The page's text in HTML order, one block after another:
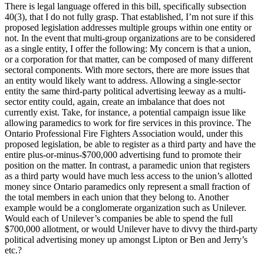
There is legal language offered in this bill, specifically subsection
40(3), that I do not fully grasp. That established, I’m not sure if this
proposed legislation addresses multiple groups within one entity or
not. In the event that multi-group organizations are to be considered
as a single entity, I offer the following: My concern is that a union,
or a corporation for that matter, can be composed of many different
sectoral components. With more sectors, there are more issues that
an entity would likely want to address. Allowing a single-sector
entity the same third-party political advertising leeway as a multi-
sector entity could, again, create an imbalance that does not
currently exist. Take, for instance, a potential campaign issue like
allowing paramedics to work for fire services in this province. The
Ontario Professional Fire Fighters Association would, under this
proposed legislation, be able to register as a third party and have the
entire plus-or-minus-$700,000 advertising fund to promote their
position on the matter. In contrast, a paramedic union that registers
as a third party would have much less access to the union’s allotted
money since Ontario paramedics only represent a small fraction of
the total members in each union that they belong to. Another
example would be a conglomerate organization such as Unilever.
Would each of Unilever’s companies be able to spend the full
$700,000 allotment, or would Unilever have to divvy the third-party
political advertising money up amongst Lipton or Ben and Jerry’s
etc.?